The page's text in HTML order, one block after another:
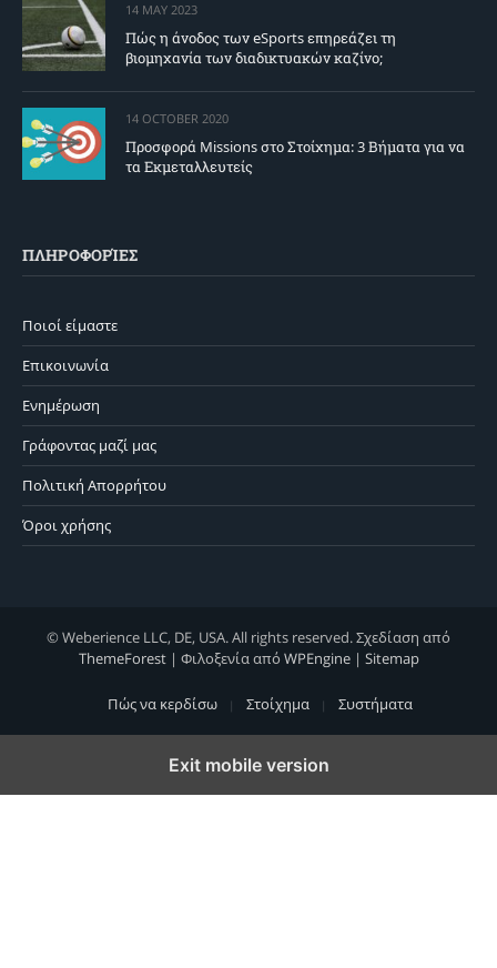
14 MAY 2023
Πώς η άνοδος των eSports επηρεάζει τη
βιομηχανία των διαδικτυακών καζίνο;
14 OCTOBER 2020
Προσφορά Missions στο Στοίχημα: 3 Βήματα για να
τα Εκμεταλλευτείς
ΠΛΗΡΟΦΟΡΊΕΣ
Ποιοί είμαστε
Επικοινωνία
Ενημέρωση
Γράφοντας μαζί μας
Πολιτική Απορρήτου
Όροι χρήσης
© Weberience LLC, DE, USA. All rights reserved. Σχεδίαση από
ThemeForest| Φιλοξενία από WPEngine| Sitemap
Πώς να κερδίσω Στοίχημα Συστήματα
Exit mobile version